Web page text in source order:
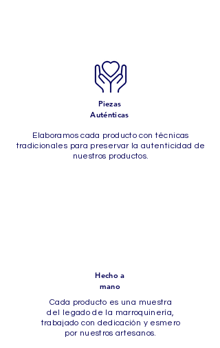
Piezas
Auténticas
Elaboramos cada productocon técnicas
tradicionales para preservar la autenticidad de
nuestros productos.
Hecho a
mano
Cada producto es una muestra
del legado de la marroquinería,
trabajado con dedicación y esmero
por nuestros artesanos.